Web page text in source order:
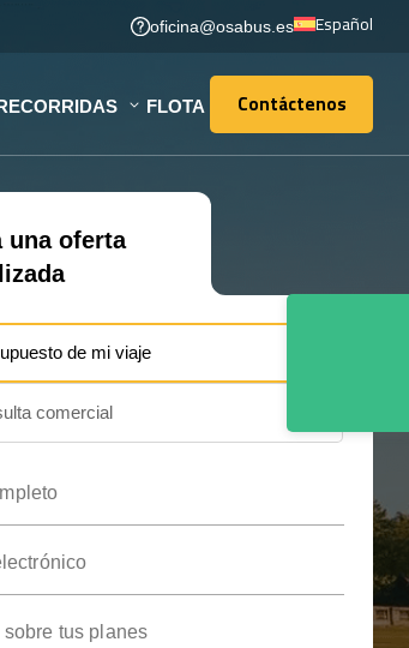
oficina@osabus.es Español
FLOTA Contáctenos
Contáctenos
una oferta
de mi viaje
comercial